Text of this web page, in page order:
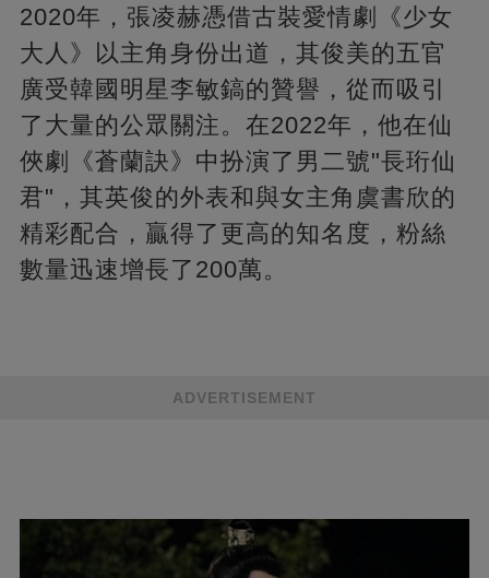
2020年，張凌赫憑借古裝愛情劇《少女
大人》以主角身份出道，其俊美的五官
廣受韓國明星李敏鎬的贊譽，從而吸引
了大量的公眾關注。在2022年，他在仙
俠劇《蒼蘭訣》中扮演了男二號"長珩仙
君"，其英俊的外表和與女主角虞書欣的
精彩配合，贏得了更高的知名度，粉絲
數量迅速增長了200萬。
ADVERTISEMENT